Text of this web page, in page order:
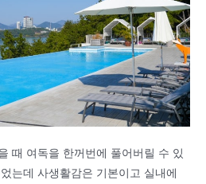
때 여독을 한꺼번에 풀어버릴 수 있
는데 사생활감은 기본이고 실내에